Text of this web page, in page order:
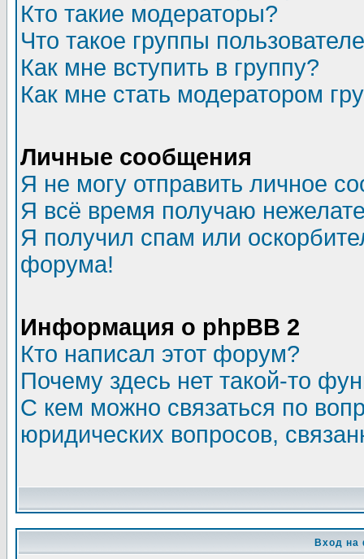
Кто такие модераторы?
Что такое группы
Как мне вступить в группу?
Как мне стать модератором
Личные сообщения
Я не могу отправить личное
Я всё время получаю
Я получил спам или
форума!
Информация о phpBB 2
Кто написал этот форум?
Почему здесь нет такой-то
С кем можно связаться по
юридических вопросов,
Вход на